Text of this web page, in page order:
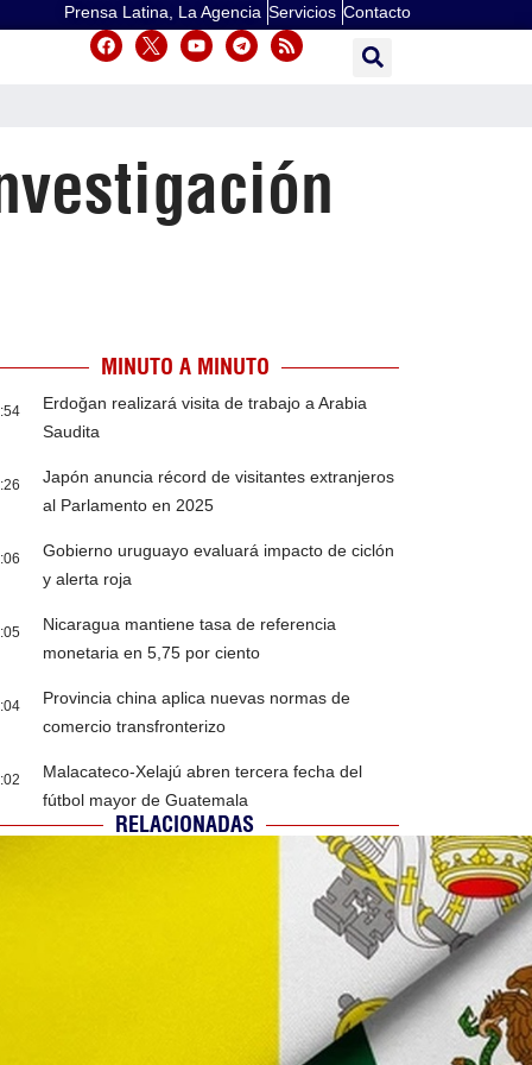
Prensa Latina, La Agencia Servicios Contacto
MINUTO A MINUTO
Erdoğan realizará visita de trabajo a Arabia
Saudita
Japón anuncia récord de visitantes extranjeros
al Parlamento en 2025
Gobierno uruguayo evaluará impacto de ciclón
y alerta roja
Nicaragua mantiene tasa de referencia
monetaria en 5,75 por ciento
Provincia china aplica nuevas normas de
comercio transfronterizo
Malacateco-Xelajú abren tercera fecha del
fútbol mayor de Guatemala
RELACIONADAS